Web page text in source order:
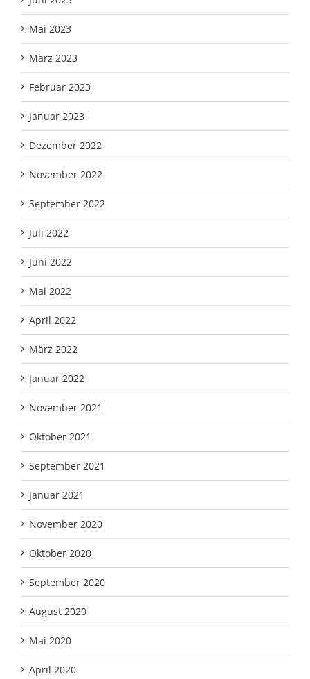
Mai 2023
März 2023
Februar 2023
Januar 2023
Dezember 2022
November 2022
September 2022
Juli 2022
Juni 2022
Mai 2022
April 2022
März 2022
Januar 2022
November 2021
Oktober 2021
September 2021
Januar 2021
November 2020
Oktober 2020
September 2020
August 2020
Mai 2020
April 2020